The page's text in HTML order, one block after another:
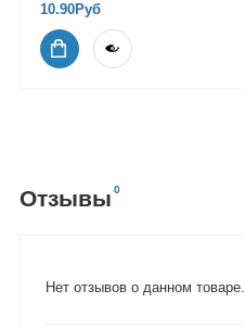
10.90Руб
Отзывы 0
Нет отзывов о данном товаре.